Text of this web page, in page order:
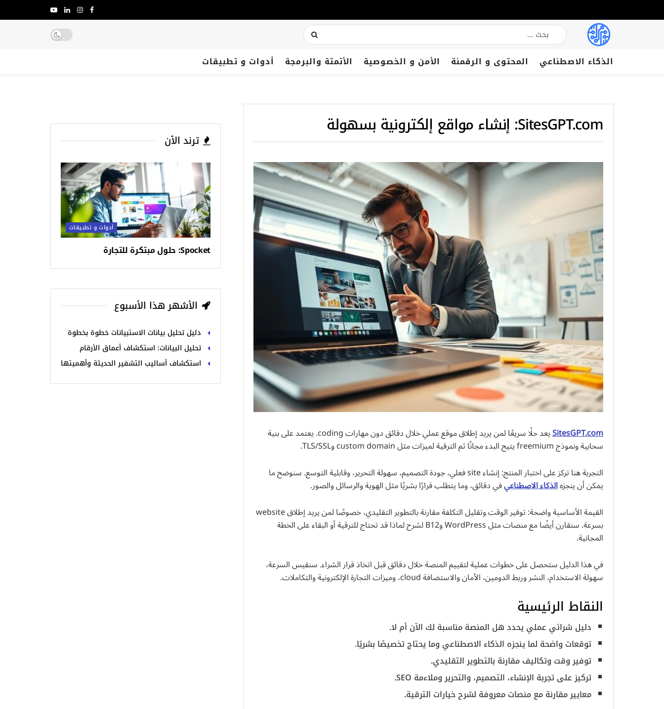
الذكاء الاصطناعي المحتوى و الرقمنة الأمن و الخصوصية الأتمتة والبرمجة أدوات و تطبيقات
SitesGPT.com: إنشاء مواقع إلكترونية بسهولة
SitesGPT.com يعد حلًا سريعًا لمن يريد إطلاق موقع عملي خلال دقائق دون مهارات coding. يعتمد على بنية
سحابية ونموذج freemium يتيح البدء مجانًا ثم الترقية لميزات مثل custom domain وTLS/SSL.
التجربة هنا تركز على اختبار المنتج: إنشاء site فعلي، جودة التصميم، سهولة التحرير، وقابلية التوسع. سنوضح ما
يمكن أن ينجزهالذكاء الاصطناعيفي دقائق، وما يتطلب قرارًا بشريًا مثل الهوية والرسائل والصور.
القيمة الأساسية واضحة: توفير الوقت وتقليل التكلفة مقارنة بالتطوير التقليدي، خصوصًا لمن يريد إطلاق website
بسرعة. سنقارن أيضًا مع منصات مثل WordPress وB12 لشرح لماذا قد تحتاج للترقية أو البقاء على الخطة
المجانية.
في هذا الدليل ستحصل على خطوات عملية لتقييم المنصة خلال دقائق قبل اتخاذ قرار الشراء. سنقيس السرعة،
سهولة الاستخدام، النشر وربط الدومين، الأمان والاستضافة cloud، وميزات التجارة الإلكترونية والتكاملات.
النقاط الرئيسية
دليل شرائي عملي يحدد هل المنصة مناسبة لك الآن أم لا.
توقعات واضحة لما ينجزه الذكاء الاصطناعي وما يحتاج تخصيصًا بشريًا.
توفير وقت وتكاليف مقارنة بالتطوير التقليدي.
تركيز على تجربة الإنشاء، التصميم، والتحرير وملاءمة SEO.
معايير مقارنة مع منصات معروفة لشرح خيارات الترقية.
ترند الٱن
أدوات و تطبيقات
Spocket: حلول مبتكرة للتجارة
الأشهر هذا الأسبوع
دليل تحليل بيانات الاستبيانات خطوة بخطوة
تحليل البيانات: استكشاف أعماق الأرقام
استكشاف أساليب التشفير الحديثة وأهميتها